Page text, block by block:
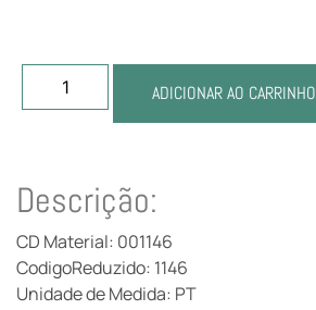
ADICIONAR AO CARRINHO
Descrição:
CD Material: 001146
CodigoReduzido: 1146
Unidade de Medida: PT